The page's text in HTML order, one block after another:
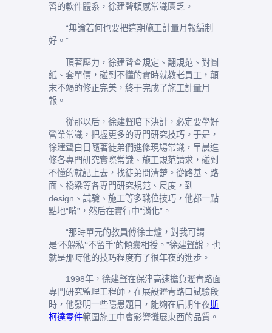
習的軟件體系，徐建聲頓感常識匱乏。
“無論若何也要把這期施工計量月報編制
好。”
頂著壓力，徐建聲查規定、翻規范、對圖
紙、套單價，碰到不懂的實時就教老員工，顛
末不竭的修正完美，終于完成了施工計量月
報。
從那以后，徐建聲暗下決計，必定要學好
營業常識，把握更多的專門研究技巧。于是，
徐建聲白日隨著徒弟們進修現場常識，早晨進
修各專門研究實際常識、施工規范請求，碰到
不懂的就記上去，找徒弟問清楚。從路基、路
面、橋梁等各專門研究規范、尺度，到
design、試驗、施工等多職位技巧，他都一點
點地“啃”，然后在實行中“消化”。
“那時單元的教員傅徐士爐，對我可謂
是‘不躲私’‘不留手’的傾囊相授。”徐建聲說，也
就是那時他的技巧程度有了很年夜的進步。
1998年，徐建聲在保津高速擔負瀝青路面
專門研究監理工程師，在展設瀝青路口試驗段
時，他發明一些隱患題目，能夠在后期年夜斯
柯達零件範圍施工中會影響攤展東西的品質。